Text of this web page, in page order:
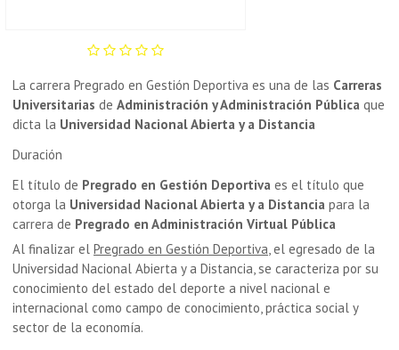
La carrera Pregrado en Gestión Deportiva es una de las Carreras
Universitarias de Administración y Administración Pública que
dicta la Universidad Nacional Abierta y a Distancia
Duración
El título de Pregrado en Gestión Deportiva es el título que
otorga la Universidad Nacional Abierta y a Distancia para la
carrera de Pregrado en Administración Virtual Pública
Al finalizar el Pregrado en Gestión Deportiva, el egresado de la
Universidad Nacional Abierta y a Distancia, se caracteriza por su
conocimiento del estado del deporte a nivel nacional e
internacional como campo de conocimiento, práctica social y
sector de la economía.